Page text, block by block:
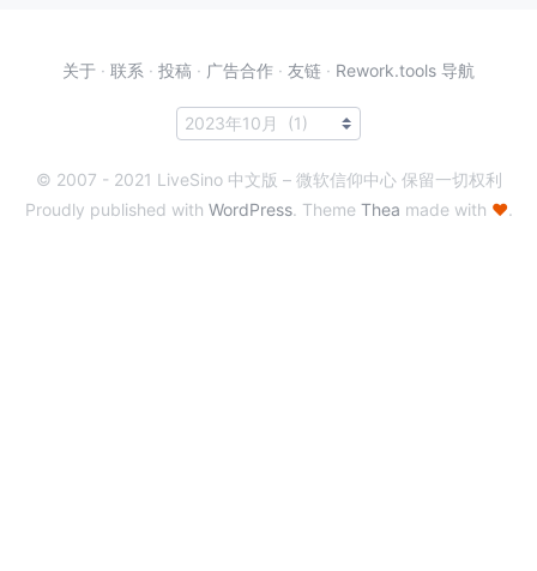
关于 · 联系 · 投稿 · 广告合作 · 友链 · Rework.tools 导航
© 2007 - 2021 LiveSino 中文版 – 微软信仰中心 保留一切权利
Proudly published with WordPress. Theme Thea made with ♥.